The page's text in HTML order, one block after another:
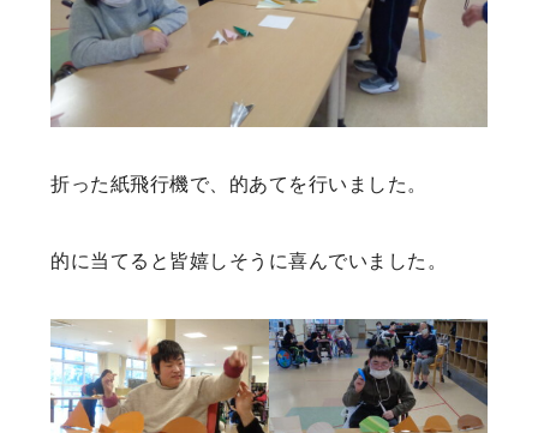
折った紙飛行機で、的あてを行いました。
的に当てると皆嬉しそうに喜んでいました。